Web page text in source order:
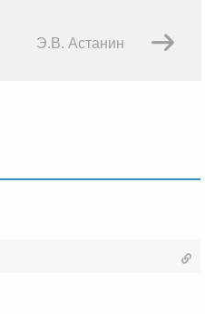
Э.В. Астанин